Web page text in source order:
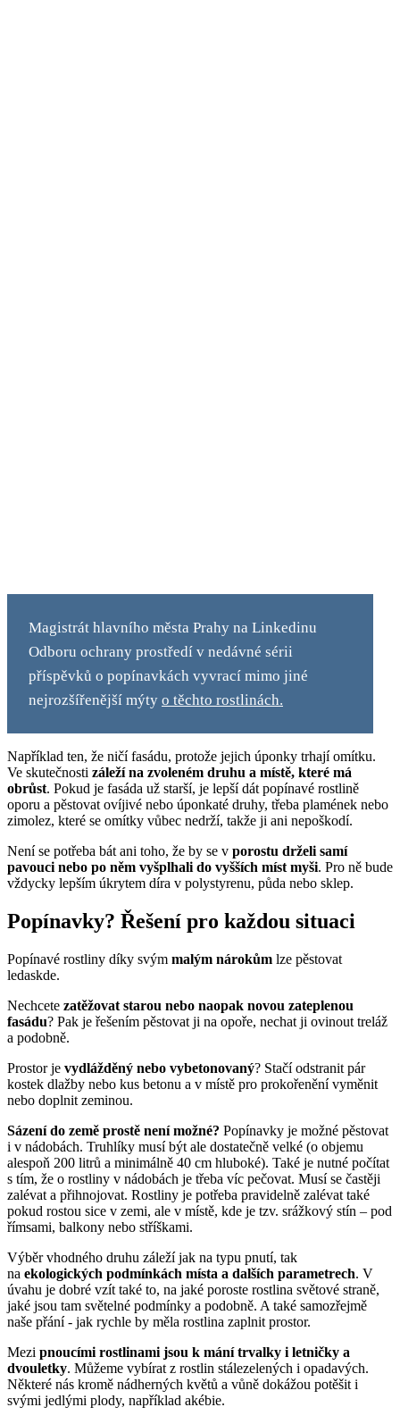
Magistrát hlavního města Prahy na Linkedinu
Odboru ochrany prostředí v nedávné sérii
příspěvků o popínavkách vyvrací mimo jiné
nejrozšířenější mýty o těchto rostlinách.
Například ten, že ničí fasádu, protože jejich úponky trhají omítku.
Ve skutečnosti záleží na zvoleném druhu a místě, které má
obrůst. Pokud je fasáda už starší, je lepší dát popínavé rostlině
oporu a pěstovat ovíjivé nebo úponkaté druhy, třeba plamének nebo
zimolez, které se omítky vůbec nedrží, takže ji ani nepoškodí.
Není se potřeba bát ani toho, že by se v porostu drželi samí
pavouci nebo po něm vyšplhali do vyšších míst myši. Pro ně bude
vždycky lepším úkrytem díra v polystyrenu, půda nebo sklep.
Popínavky? Řešení pro každou situaci
Popínavé rostliny díky svým malým nárokům lze pěstovat
ledaskde.
Nechcete zatěžovat starou nebo naopak novou zateplenou
fasádu? Pak je řešením pěstovat ji na opoře, nechat ji ovinout treláž
a podobně.
Prostor je vydlážděný nebo vybetonovaný? Stačí odstranit pár
kostek dlažby nebo kus betonu a v místě pro prokořenění vyměnit
nebo doplnit zeminou.
Sázení do země prostě není možné? Popínavky je možné pěstovat
i v nádobách. Truhlíky musí být ale dostatečně velké (o objemu
alespoň 200 litrů a minimálně 40 cm hluboké). Také je nutné počítat
s tím, že o rostliny v nádobách je třeba víc pečovat. Musí se častěji
zalévat a přihnojovat. Rostliny je potřeba pravidelně zalévat také
pokud rostou sice v zemi, ale v místě, kde je tzv. srážkový stín – pod
římsami, balkony nebo stříškami.
Výběr vhodného druhu záleží jak na typu pnutí, tak
na ekologických podmínkách místa a dalších parametrech. V
úvahu je dobré vzít také to, na jaké poroste rostlina světové straně,
jaké jsou tam světelné podmínky a podobně. A také samozřejmě
naše přání - jak rychle by měla rostlina zaplnit prostor.
Mezi pnoucími rostlinami jsou k mání trvalky i letničky a
dvouletky. Můžeme vybírat z rostlin stálezelených i opadavých.
Některé nás kromě nádherných květů a vůně dokážou potěšit i
svými jedlými plody, například akébie.